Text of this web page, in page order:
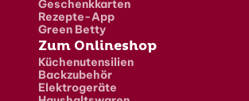
Geschenkkarten
Rezepte-App
Green Betty
Zum Onlineshop
Küchenutensilien
Backzubehör
Elektrogeräte